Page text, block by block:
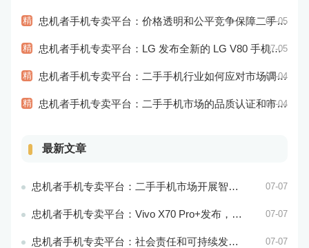
精 忠机者手机专卖平台：价格透明和公平竞争保障二手手机交易市场的稳定性和健康发展07-05
精 忠机者手机专卖平台：LG 发布全新的 LG V80 手机，支持 5G 网络07-05
精 忠机者手机专卖平台：二手手机行业如何应对市场调整的变动07-04
精 忠机者手机专卖平台：二手手机市场的品质认证和市场溯源07-04
最新文章
忠机者手机专卖平台：二手手机市场开展智能化运营，优化市场流程和效率 07-07
忠机者手机专卖平台：Vivo X70 Pro+发布，搭载超强的拍照能力和高效的处理器 07-07
忠机者手机专卖平台：社会责任和可持续发展是二手手机行业发展的关键 07-07